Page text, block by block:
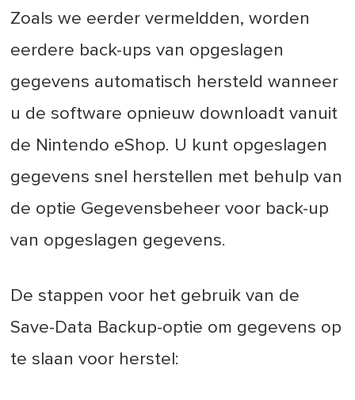
Zoals we eerder vermeldden, worden
eerdere back-ups van opgeslagen
gegevens automatisch hersteld wanneer
u de software opnieuw downloadt vanuit
de Nintendo eShop. U kunt opgeslagen
gegevens snel herstellen met behulp van
de optie Gegevensbeheer voor back-up
van opgeslagen gegevens.
De stappen voor het gebruik van de
Save-Data Backup-optie om gegevens op
te slaan voor herstel: